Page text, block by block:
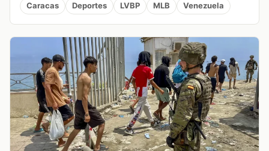
Caracas Deportes LVBP MLB Venezuela